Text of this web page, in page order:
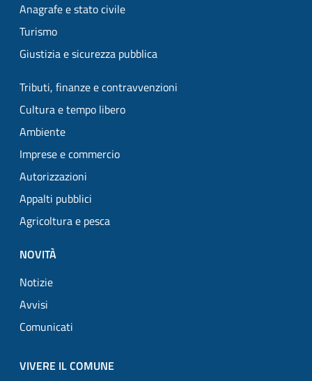
Anagrafe e stato civile
Turismo
Giustizia e sicurezza pubblica
Tributi, finanze e contravvenzioni
Cultura e tempo libero
Ambiente
Imprese e commercio
Autorizzazioni
Appalti pubblici
Agricoltura e pesca
NOVITÀ
Notizie
Avvisi
Comunicati
VIVERE IL COMUNE